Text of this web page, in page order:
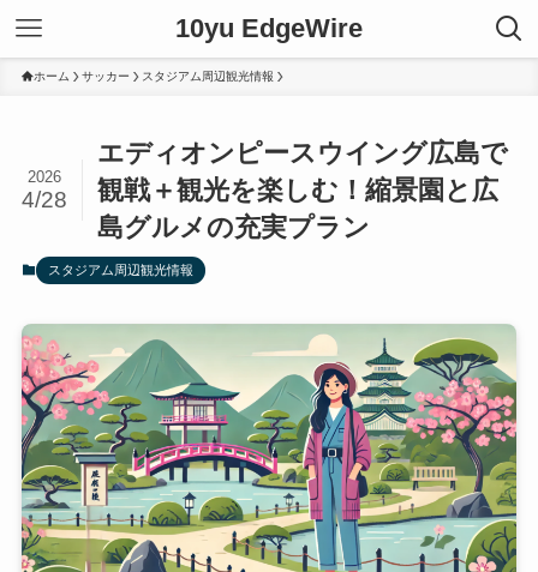
10yu EdgeWire
ホーム サッカー スタジアム周辺観光情報
エディオンピースウイング広島で
観戦＋観光を楽しむ！縮景園と広
島グルメの充実プラン
2026
4/28
スタジアム周辺観光情報